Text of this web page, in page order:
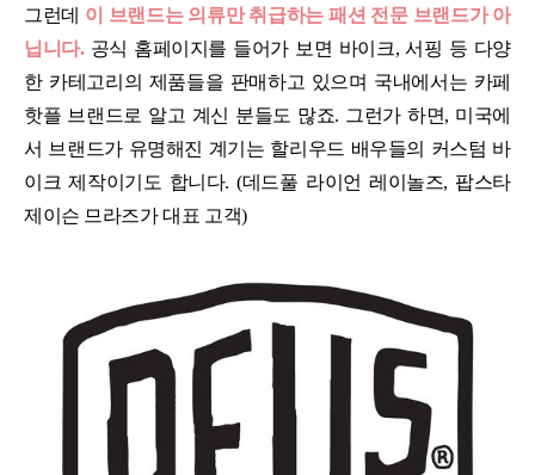
그런데 이 브랜드는 의류만 취급하는 패션 전문 브랜드가 아
닙니다. 공식 홈페이지를 들어가 보면 바이크, 서핑 등 다양
한 카테고리의 제품들을 판매하고 있으며 국내에서는 카페
핫플 브랜드로 알고 계신 분들도 많죠. 그런가 하면, 미국에
서 브랜드가 유명해진 계기는 할리우드 배우들의 커스텀 바
이크 제작이기도 합니다. (데드풀 라이언 레이놀즈, 팝스타
제이슨 므라즈가 대표 고객)